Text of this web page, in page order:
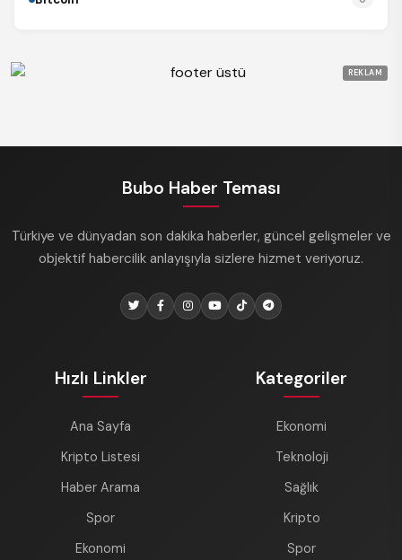
REKLAM
Bubo Haber Teması
Türkiye ve dünyadan son dakika haberler, güncel gelişmeler ve
objektif habercilik anlayışıyla sizlere hizmet veriyoruz.
Hızlı Linkler
Ana Sayfa
Kripto Listesi
Haber Arama
Spor
Ekonomi
Kategoriler
Ekonomi
Teknoloji
Sağlık
Kripto
Spor